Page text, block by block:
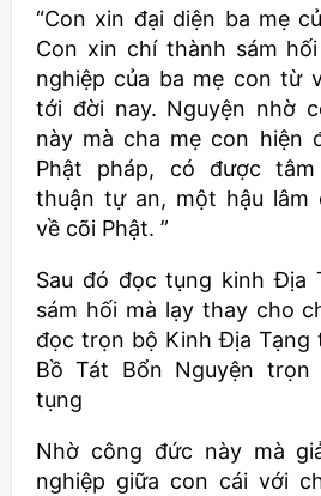
“Con xin đại diện ba mẹ
Con xin chí thành sám
nghiệp của ba mẹ con từ
tới đời nay. Nguyện nhờ
này mà cha mẹ con hiện
Phật pháp, có được
thuận tự an, một hậu lâm
về cõi Phật. ”
Sau đó đọc tụng kinh Địa
sám hối mà lạy thay cho
đọc trọn bộ Kinh Địa Tạng
Bồ Tát Bổn Nguyện
tụng
Nhờ công đức này mà
nghiệp giữa con cái với